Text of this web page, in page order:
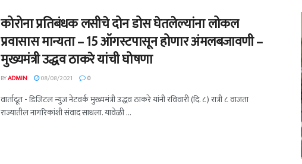
कोरोना प्रतिबंधक लसीचे दोन डोस घेतलेल्यांना लोकल
प्रवासास मान्यता – 15 ऑगस्टपासून होणार अंमलबजावणी –
मुख्यमंत्री उद्धव ठाकरे यांची घोषणा
BYADMIN 08/08/2021 0
वार्तादूत - डिजिटल न्युज नेटवर्क मुख्यमंत्री उद्धव ठाकरे यांनी रविवारी (दि. ८) रात्री ८ वाजता
राज्यातील नागरिकांशी संवाद साधला. यावेळी ...